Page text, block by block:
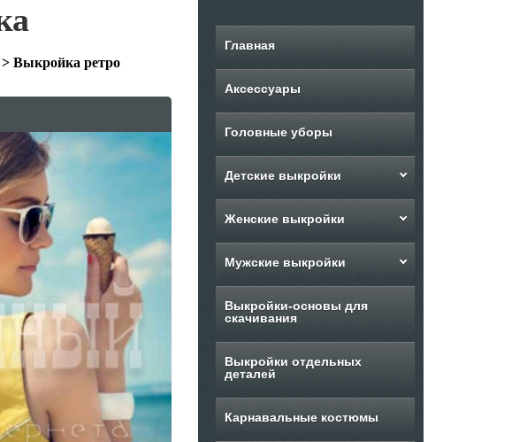
> Выкройка ретро
Главная
Аксессуары
Головные уборы
Детские выкройки
Женские выкройки
Мужские выкройки
Выкройки-основы для
скачивания
Выкройки отдельных
деталей
Карнавальные костюмы